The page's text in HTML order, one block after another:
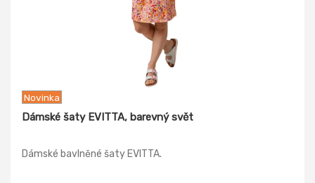
Novinka
Dámské šaty EVITTA, barevný svět
Dámské bavlněné šaty EVITTA.